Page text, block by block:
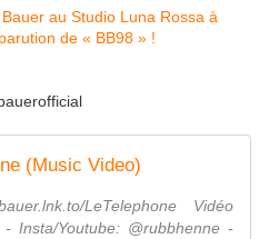
(Music Video)
LeTelephone Vidéo
Insta/Youtube: @rubbhenne -